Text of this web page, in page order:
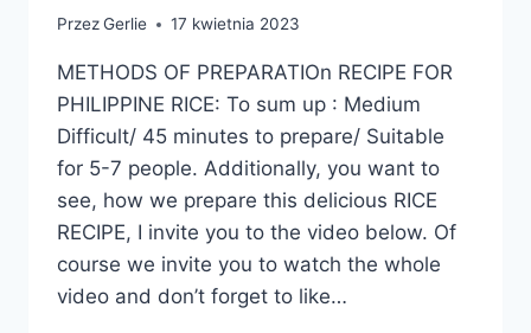
PrzezGerlie 17 kwietnia 2023
METHODS OF PREPARATIOn RECIPE FOR
PHILIPPINE RICE: To sum up : Medium
Difficult/ 45 minutes to prepare/ Suitable
for 5-7 people. Additionally, you want to
see, how we prepare this delicious RICE
RECIPE, I invite you to the video below. Of
course we invite you to watch the whole
video and don’t forget to like…